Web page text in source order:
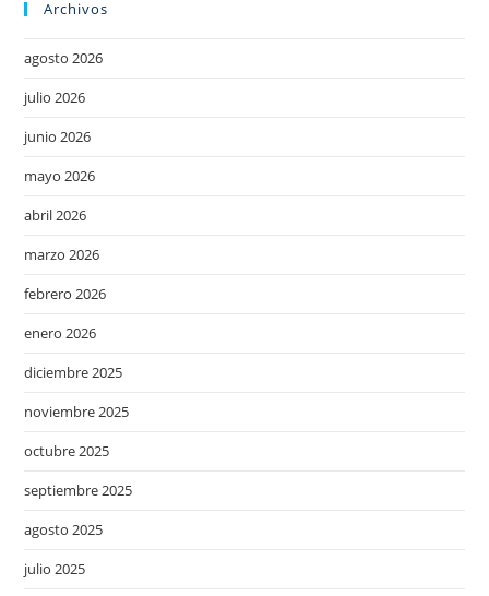
Archivos
agosto 2026
julio 2026
junio 2026
mayo 2026
abril 2026
marzo 2026
febrero 2026
enero 2026
diciembre 2025
noviembre 2025
octubre 2025
septiembre 2025
agosto 2025
julio 2025